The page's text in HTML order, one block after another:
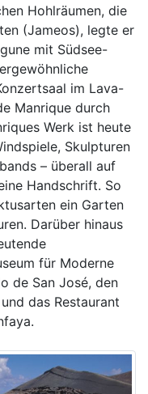
Hohlräumen, die
(Jameos), legte er
mit Südsee-
im Lava-
Manrique durch
Werk ist heute
Skulpturen
– überall auf
Handschrift. So
ein Garten
Darüber hinaus
für Moderne
de San José, den
das Restaurant